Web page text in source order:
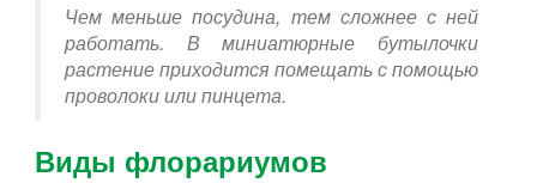
Чем меньше посудина, тем сложнее с ней
работать. В миниатюрные бутылочки
растение приходится помещать с помощью
проволоки или пинцета.
Виды флорариумов